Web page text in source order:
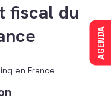
AGENDA
fiscal du
en France